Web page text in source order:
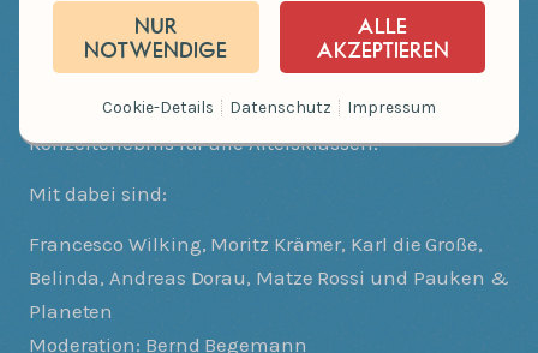
aus dem Alltag moderner Familien.
Die großartige UMB-Band und viele tolle
Gastsänger präsentieren ihre Songs live. Ein
Konzerterlebnis für alle Altersklassen!
Mit dabei sind:
Francesco Wilking, Moritz Krämer, Karl die Große,
Belinda, Andreas Dorau, Matze Rossi und Pauken &
Planeten
Moderation: Bernd Begemann
NUR
NOTWENDIGE
ALLE
AKZEPTIEREN
Cookie-Details Datenschutz Impressum